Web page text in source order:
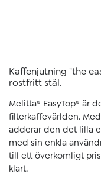
Kaffenjutning "the
rostfritt stål.
Melitta® EasyTop® är
filterkaffevärlden.
adderar den det lilla
med sin enkla
till ett överkomligt
klart.